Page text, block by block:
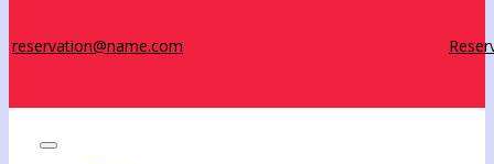
reservation@name.com